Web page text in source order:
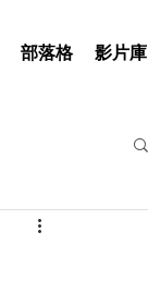
部落格 影片庫